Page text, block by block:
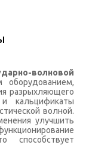
волновой
оборудованием,
разрыхляющего
кальцификаты
волной.
улучшить
способствует